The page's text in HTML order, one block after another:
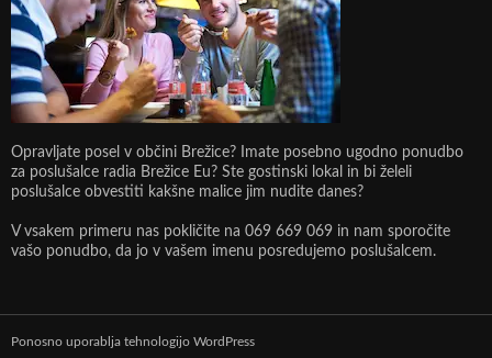
Opravljate posel v občini Brežice? Imate posebno ugodno ponudbo
za poslušalce radia Brežice Eu? Ste gostinski lokal in bi želeli
poslušalce obvestiti kakšne malice jim nudite danes?
V vsakem primeru nas pokličite na 069 669 069 in nam sporočite
vašo ponudbo, da jo v vašem imenu posredujemo poslušalcem.
Ponosno uporablja tehnologijo WordPress